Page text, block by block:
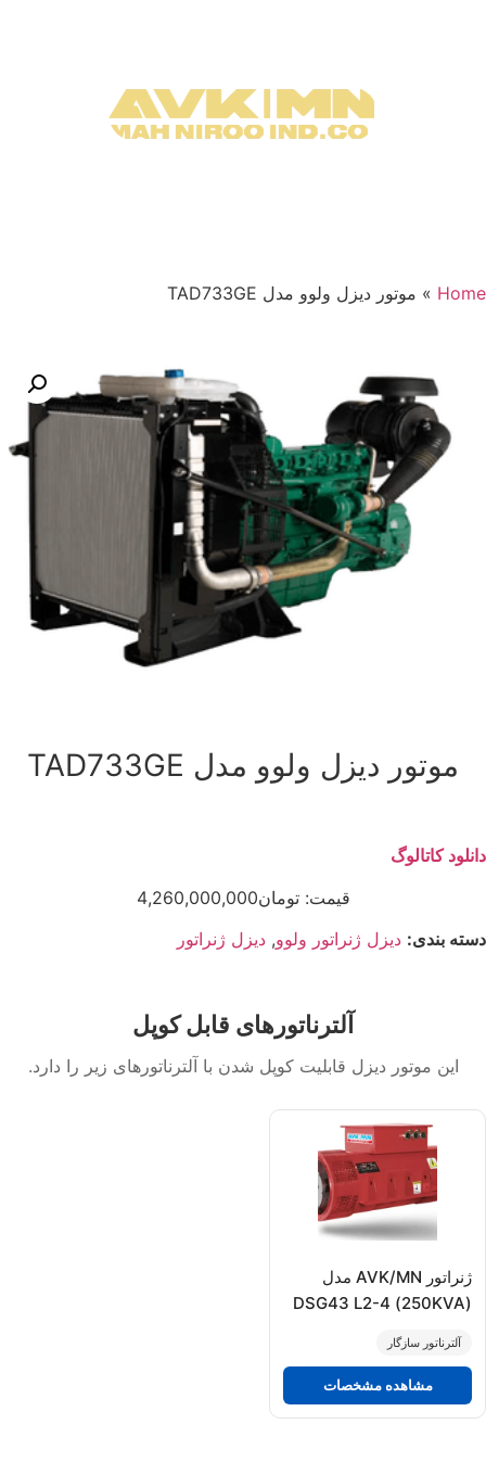
Home
» موتور دیزل ولوو مدل TAD733GE
موتور دیزل ولوو مدل TAD733GE
دانلود کاتالوگ
قیمت:تومان4,260,000,000
دسته بندی: دیزل ژنراتور ولوو, دیزل ژنراتور
آلترناتورهای قابل کوپل
این موتور دیزل قابلیت کوپل شدن با آلترناتورهای زیر را دارد.
ژنراتور AVK/MN مدل
(250KVA) DSG43 L2-4
آلترناتور سازگار
مشاهده مشخصات